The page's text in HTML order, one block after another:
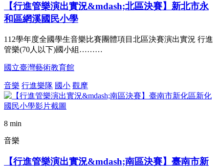
【行進管樂演出實況&mdash;北區決賽】新北市永
和區網溪國民小學
112學年度全國學生音樂比賽團體項目北區決賽演出實況 行進
管樂(70人以下)國小組………
國立臺灣藝術教育館
音樂 行進樂隊 國小 觀摩
8 min
音樂
【行進管樂演出實況&mdash;南區決賽】臺南市新